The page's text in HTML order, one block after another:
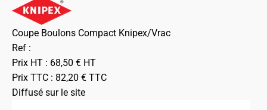
Coupe Boulons Compact Knipex/Vrac
Ref :
Prix HT : 68,50 € HT
Prix TTC : 82,20 € TTC
Diffusé sur le site